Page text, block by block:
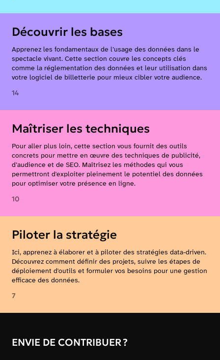
Découvrir les bases
Apprenez les fondamentaux de l’usage des données dans le
spectacle vivant. Cette section couvre les concepts clés
comme la réglementation des données et leur utilisation dans
votre logiciel de billetterie pour mieux cibler votre audience.
14
Maîtriser les techniques
Pour aller plus loin, cette section vous fournit des outils
concrets pour mettre en œuvre des techniques de publicité,
d’audience et de SEO. Maîtrisez les méthodes qui vous
permettront d'exploiter pleinement le potentiel des données
pour optimiser votre présence en ligne.
10
Piloter la stratégie
Ici, apprenez à élaborer et à piloter des stratégies data-driven.
Découvrez comment définir des projets, suivre les étapes de
déploiement d'outils et formuler vos besoins pour une gestion
efficace des données.
7
ENVIE DE CONTRIBUER ?